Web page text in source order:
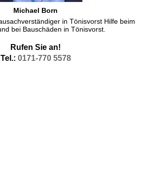
Michael Born
in Tönisvorst Hilfe beim
bei Bauschäden in Tönisvorst.
Rufen Sie an!
Tel.: 0171-770 5578